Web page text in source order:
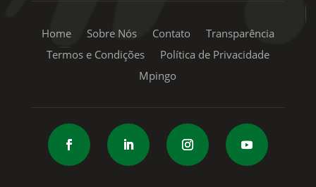
Home Sobre Nós Contato
Transparência
Termos e Condições
Política de Privacidade
Mpingo